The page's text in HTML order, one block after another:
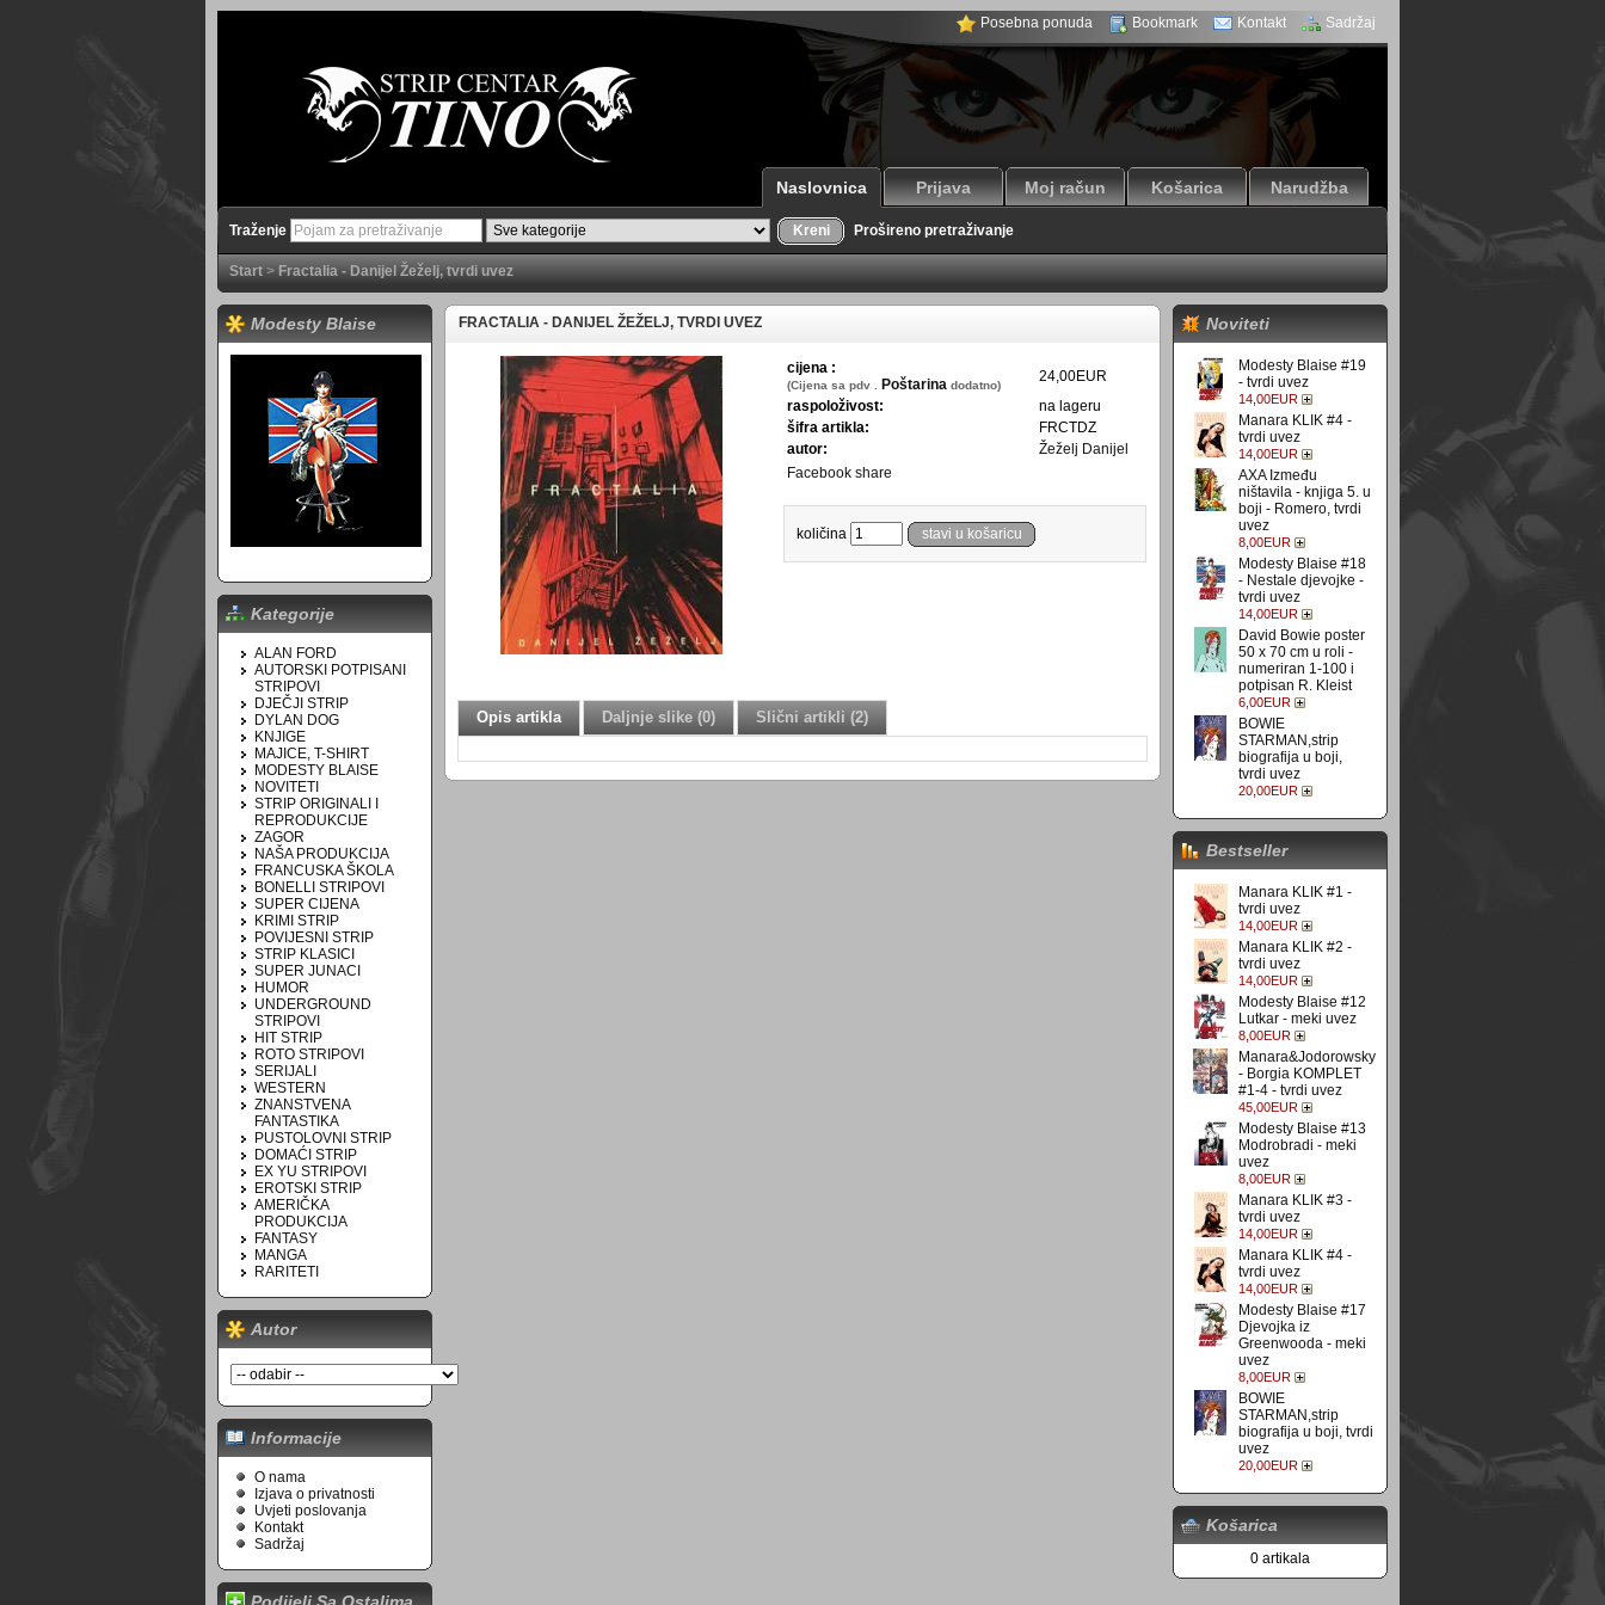
Posebna ponuda Bookmark Kontakt Sadržaj
Naslovnica Prijava Moj račun Košarica Narudžba
Traženje Kreni Prošireno pretraživanje
Start > Fractalia - Danijel Žeželj, tvrdi uvez
Modesty Blaise
Kategorije
ALAN FORD
AUTORSKI POTPISANI
STRIPOVI
DJEČJI STRIP
DYLAN DOG
KNJIGE
MAJICE, T-SHIRT
MODESTY BLAISE
NOVITETI
STRIP ORIGINALI I
REPRODUKCIJE
ZAGOR
NAŠA PRODUKCIJA
FRANCUSKA ŠKOLA
BONELLI STRIPOVI
SUPER CIJENA
KRIMI STRIP
POVIJESNI STRIP
STRIP KLASICI
SUPER JUNACI
HUMOR
UNDERGROUND
STRIPOVI
HIT STRIP
ROTO STRIPOVI
SERIJALI
WESTERN
ZNANSTVENA
FANTASTIKA
PUSTOLOVNI STRIP
DOMAĆI STRIP
EX YU STRIPOVI
EROTSKI STRIP
AMERIČKA
PRODUKCIJA
FANTASY
MANGA
RARITETI
Autor
Informacije
O nama
Izjava o privatnosti
Uvjeti poslovanja
Kontakt
Sadržaj
Noviteti
Modesty Blaise #19
- tvrdi uvez
14,00EUR
Manara KLIK #4 -
tvrdi uvez
14,00EUR
AXA Između
ništavila - knjiga 5. u
boji - Romero, tvrdi
uvez
8,00EUR
Modesty Blaise #18
- Nestale djevojke -
tvrdi uvez
14,00EUR
David Bowie poster
50 x 70 cm u roli -
numeriran 1-100 i
potpisan R. Kleist
6,00EUR
BOWIE
STARMAN,strip
biografija u boji,
tvrdi uvez
20,00EUR
Bestseller
Manara KLIK #1 -
tvrdi uvez
14,00EUR
Manara KLIK #2 -
tvrdi uvez
14,00EUR
Modesty Blaise #12
Lutkar - meki uvez
8,00EUR
Manara&Jodorowsky
- Borgia KOMPLET
#1-4 - tvrdi uvez
45,00EUR
Modesty Blaise #13
Modrobradi - meki
uvez
8,00EUR
Manara KLIK #3 -
tvrdi uvez
14,00EUR
Manara KLIK #4 -
tvrdi uvez
14,00EUR
Modesty Blaise #17
Djevojka iz
Greenwooda - meki
uvez
8,00EUR
BOWIE
STARMAN,strip
biografija u boji, tvrdi
uvez
20,00EUR
Košarica
0 artikala
FRACTALIA - DANIJEL ŽEŽELJ, TVRDI UVEZ
cijena :
(Cijena sa pdv . Poštarina dodatno)
24,00EUR
raspoloživost:
na lageru
šifra artikla:
FRCTDZ
autor:
Žeželj Danijel
Facebook share
količina stavi u košaricu
Opis artikla Daljnje slike (0) Slični artikli (2)